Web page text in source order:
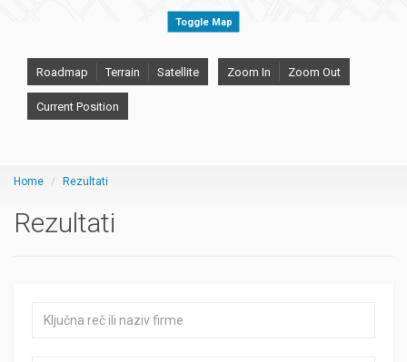
Toggle Map
Roadmap Terrain Satellite Zoom In Zoom Out
Current Position
Home Rezultati
Rezultati